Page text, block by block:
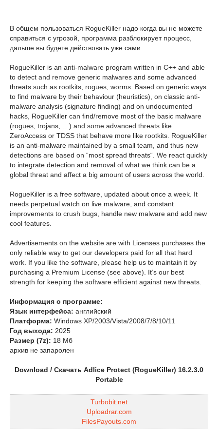
В общем пользоваться RogueKiller надо когда вы не можете
справиться с угрозой, программа разблокирует процесс,
дальше вы будете действовать уже сами.
RogueKiller is an anti-malware program written in C++ and able
to detect and remove generic malwares and some advanced
threats such as rootkits, rogues, worms. Based on generic ways
to find malware by their behaviour (heuristics), on classic anti-
malware analysis (signature finding) and on undocumented
hacks, RogueKiller can find/remove most of the basic malware
(rogues, trojans, …) and some advanced threats like
ZeroAccess or TDSS that behave more like rootkits. RogueKiller
is an anti-malware maintained by a small team, and thus new
detections are based on “most spread threats“. We react quickly
to integrate detection and removal of what we think can be a
global threat and affect a big amount of users across the world.
RogueKiller is a free software, updated about once a week. It
needs perpetual watch on live malware, and constant
improvements to crush bugs, handle new malware and add new
cool features.
Advertisements on the website are with Licenses purchases the
only reliable way to get our developers paid for all that hard
work. If you like the software, please help us to maintain it by
purchasing a Premium License (see above). It’s our best
strength for keeping the software efficient against new threats.
Информация о программе:
Язык интерфейса: английский
Платформа: Windows XP/2003/Vista/2008/7/8/10/11
Год выхода: 2025
Размер (7z): 18 Мб
архив не запаролен
Download / Скачать Adlice Protect (RogueKiller) 16.2.3.0
Portable
Turbobit.net
Uploadrar.com
FilesPayouts.com